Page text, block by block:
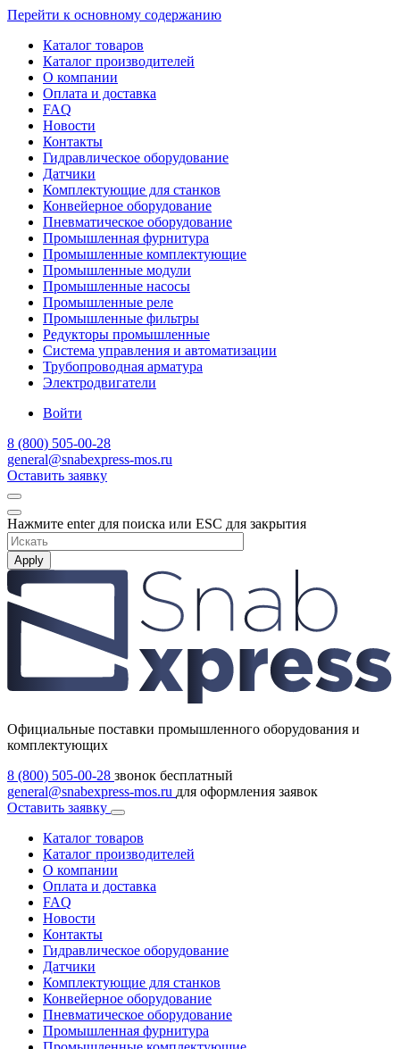
Перейти к основному содержанию
Каталог товаров
Каталог производителей
О компании
Оплата и доставка
FAQ
Новости
Контакты
Гидравлическое оборудование
Датчики
Комплектующие для станков
Конвейерное оборудование
Пневматическое оборудование
Промышленная фурнитура
Промышленные комплектующие
Промышленные модули
Промышленные насосы
Промышленные реле
Промышленные фильтры
Редукторы промышленные
Система управления и автоматизации
Трубопроводная арматура
Электродвигатели
Войти
8 (800) 505-00-28
general@snabexpress-mos.ru
Оставить заявку
Нажмите enter для поиска или ESC для закрытия
Apply
Официальные поставки промышленного оборудования и
комплектующих
8 (800) 505-00-28 звонок бесплатный
general@snabexpress-mos.ru для оформления заявок
Оставить заявку
Каталог товаров
Каталог производителей
О компании
Оплата и доставка
FAQ
Новости
Контакты
Гидравлическое оборудование
Датчики
Комплектующие для станков
Конвейерное оборудование
Пневматическое оборудование
Промышленная фурнитура